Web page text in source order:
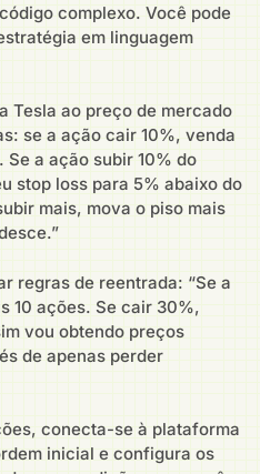
complexo. Você pode
em linguagem
Tesla ao preço de mercado
se a ação cair 10%, venda
Se a ação subir 10% do
stop loss para 5% abaixo do
mais, mova o piso mais
regras de reentrada: “Se a
10 ações. Se cair 30%,
vou obtendo preços
de apenas perder
conecta-se à plataforma
inicial e configura os